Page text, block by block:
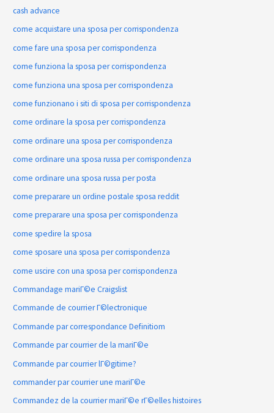
cash advance
come acquistare una sposa per corrispondenza
come fare una sposa per corrispondenza
come funziona la sposa per corrispondenza
come funziona una sposa per corrispondenza
come funzionano i siti di sposa per corrispondenza
come ordinare la sposa per corrispondenza
come ordinare una sposa per corrispondenza
come ordinare una sposa russa per corrispondenza
come ordinare una sposa russa per posta
come preparare un ordine postale sposa reddit
come preparare una sposa per corrispondenza
come spedire la sposa
come sposare una sposa per corrispondenza
come uscire con una sposa per corrispondenza
Commandage mariГ©e Craigslist
Commande de courrier Г©lectronique
Commande par correspondance Definitiom
Commande par courrier de la mariГ©e
Commande par courrier lГ©gitime?
commander par courrier une mariГ©e
Commandez de la courrier mariГ©e rГ©elles histoires